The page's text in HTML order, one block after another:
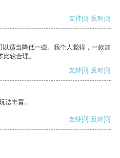
支持[0] 反对[0]
适当降低一些。我个人觉得，一款加
较合理。
支持[0] 反对[0]
法丰富。
支持[0] 反对[0]